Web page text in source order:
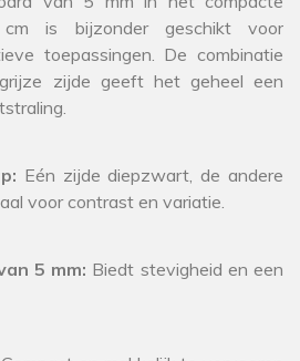
is bijzonder geschikt voor
toepassingen. De combinatie
zijde geeft het geheel een
Eén zijde diepzwart, de andere
voor contrast en variatie.
5 mm: Biedt stevigheid en een